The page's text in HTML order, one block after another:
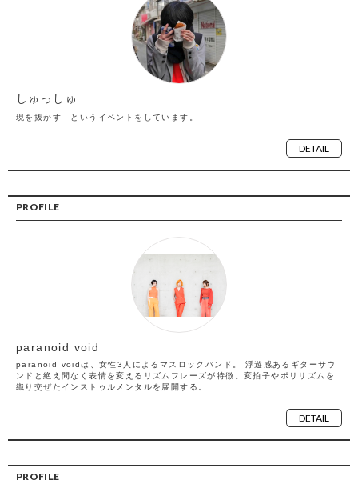
しゅっしゅ
現を抜かす というイベントをしています。
DETAIL
PROFILE
paranoid void
paranoid voidは、女性3人によるマスロックバンド。 浮遊感あるギターサウ
ンドと絶え間なく表情を変えるリズムフレーズが特徴。変拍子やポリリズムを
織り交ぜたインストゥルメンタルを展開する。
DETAIL
PROFILE